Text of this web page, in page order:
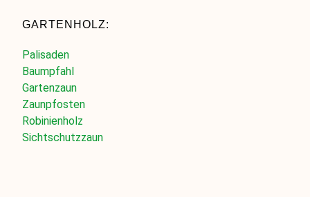
GARTENHOLZ:
Palisaden
Baumpfahl
Gartenzaun
Zaunpfosten
Robinienholz
Sichtschutzzaun